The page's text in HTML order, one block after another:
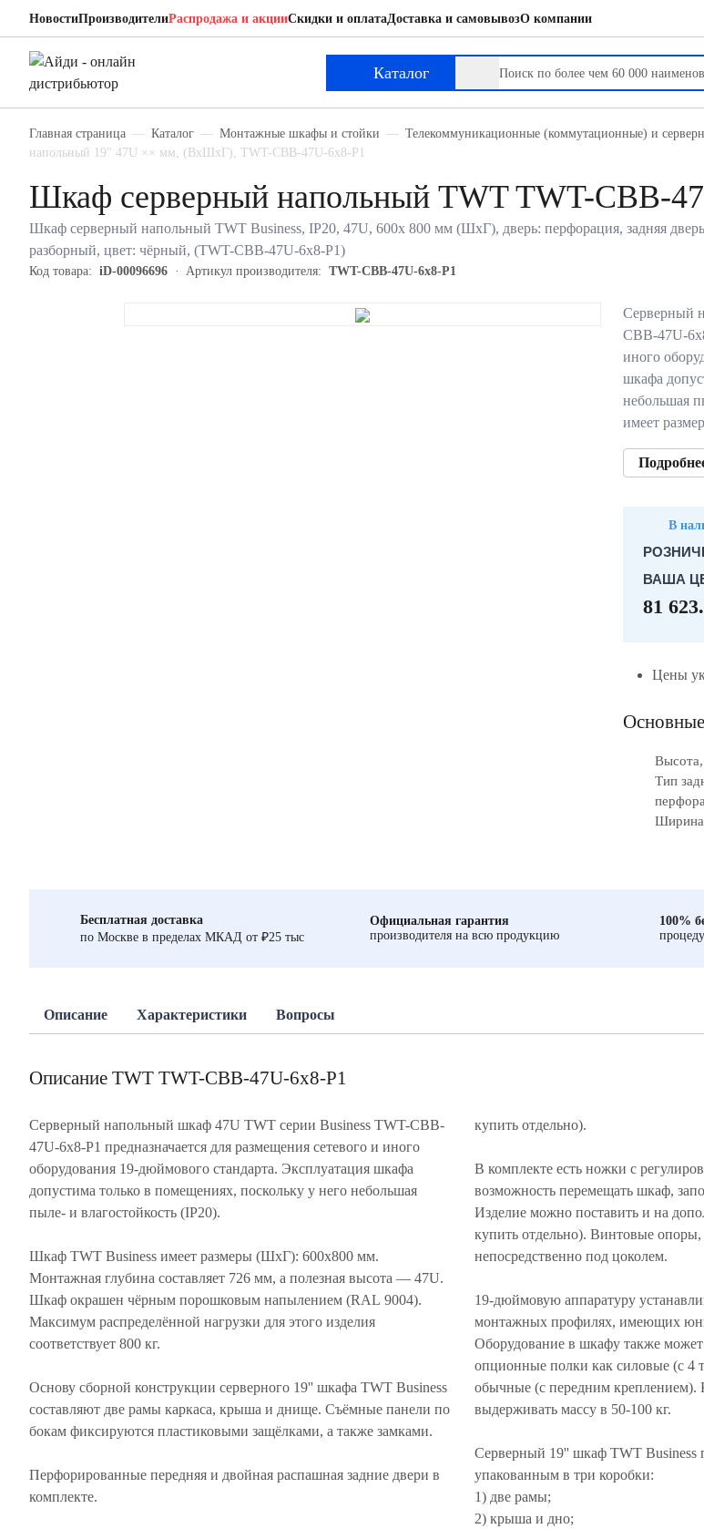
НовостиПроизводителиРаспродажа и акцииСкидки и оплатаДоставка и самовывозО компании
Каталог
Главная страница Каталог Монтажные шкафы и стойки Телекоммуникационные (коммутационные) и
напольный 19" 47U ×× мм, (ВхШхГ), TWT-CBB-47U-6x8-P1
Шкаф серверный напольный TWT TWT-CBB-
Шкаф серверный напольный TWT Business, IP20, 47U, 600х 800 мм (ШхГ), дверь: перфорация, задняя
разборный, цвет: чёрный, (TWT-CBB-47U-6x8-P1)
Код товара: iD-00096696 Артикул производителя: TWT-CBB-47U-6x8-P1
Серверный
CBB-47U-
иного
шкафа
небольшая
имеет
В
ВАША
81
Цены
Тип
Бесплатная доставка
по Москве в пределах МКАД от ₽25 тыс
Официальная гарантия
производителя на всю продукцию
100%
Описание Характеристики Вопросы
Описание TWT TWT-CBB-47U-6x8-P1
Серверный напольный шкаф 47U TWT серии Business TWT-CBB-
47U-6x8-P1 предназначается для размещения сетевого и иного
оборудования 19-дюймового стандарта. Эксплуатация шкафа
допустима только в помещениях, поскольку у него небольшая
пыле- и влагостойкость (IP20).
Шкаф TWT Business имеет размеры (ШхГ): 600х800 мм.
Монтажная глубина составляет 726 мм, а полезная высота — 47U.
Шкаф окрашен чёрным порошковым напылением (RAL 9004).
Максимум распределённой нагрузки для этого изделия
соответствует 800 кг.
Основу сборной конструкции серверного 19'' шкафа TWT Business
составляют две рамы каркаса, крыша и днище. Съёмные панели по
бокам фиксируются пластиковыми защёлками, а также замками.
Перфорированные передняя и двойная распашная задние двери в
комплекте.
купить отдельно).
В комплекте есть ножки с
возможность перемещать шкаф,
Изделие можно поставить и на
купить отдельно). Винтовые опоры,
непосредственно под цоколем.
19-дюймовую аппаратуру
монтажных профилях, имеющих
Оборудование в шкафу также может
опционные полки как силовые (с 4
обычные (с передним креплением).
выдерживать массу в 50-100 кг.
Серверный 19'' шкаф TWT Business
упакованным в три коробки:
1) две рамы;
2) крыша и дно;
TWT TWT-CBB-47U-6x8-P1
Шкаф серверный напольный